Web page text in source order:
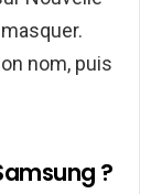
nom, puis
?